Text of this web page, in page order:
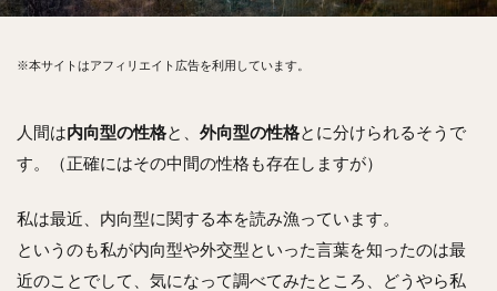
※本サイトはアフィリエイト広告を利用しています。
人間は内向型の性格と、 外向型の性格とに分けられるそうで
す。（正確にはその中間の性格も存在しますが）
私は最近、内向型に関する本を読み漁っています。
というのも私が内向型や外交型といった言葉を知ったのは最
近のことでして、気になって調べてみたところ、どうやら私